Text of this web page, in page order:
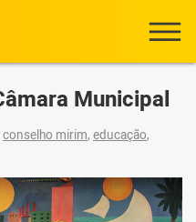
Municipal
conselho mirim, educação,